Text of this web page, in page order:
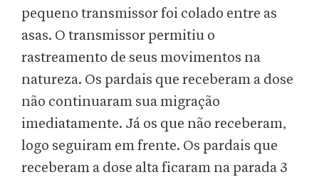
pequeno transmissor foi colado entre as
asas. O transmissor permitiu o
rastreamento de seus movimentos na
natureza. Os pardais que receberam a dose
não continuaram sua migração
imediatamente. Já os que não receberam,
logo seguiram em frente. Os pardais que
receberam a dose alta ficaram na parada 3